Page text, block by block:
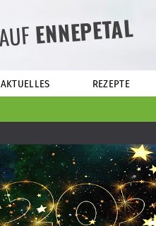
ENNEPETAL
AKTUELLES REZEPTE